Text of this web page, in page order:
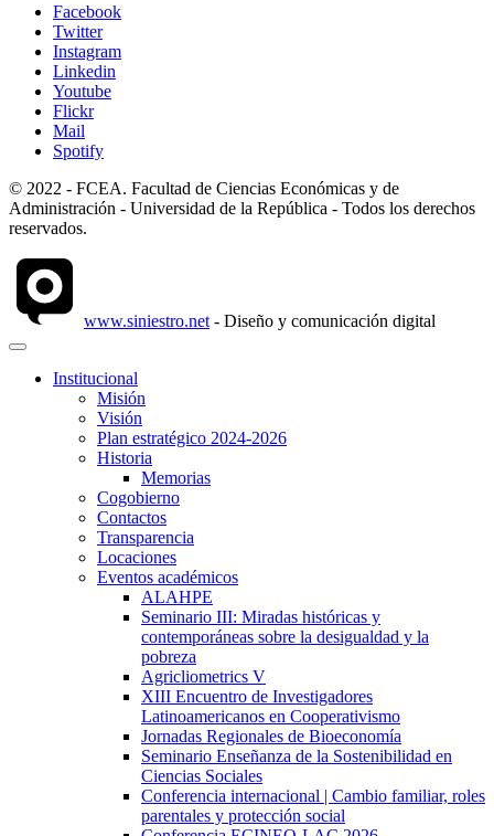
Facebook
Twitter
Instagram
Linkedin
Youtube
Flickr
Mail
Spotify
© 2022 - FCEA. Facultad de Ciencias Económicas y de
Administración - Universidad de la República - Todos los derechos
reservados.
www.siniestro.net - Diseño y comunicación digital
Institucional
Misión
Visión
Plan estratégico 2024-2026
Historia
Memorias
Cogobierno
Contactos
Transparencia
Locaciones
Eventos académicos
ALAHPE
Seminario III: Miradas históricas y
contemporáneas sobre la desigualdad y la
pobreza
Agricliometrics V
XIII Encuentro de Investigadores
Latinoamericanos en Cooperativismo
Jornadas Regionales de Bioeconomía
Seminario Enseñanza de la Sostenibilidad en
Ciencias Sociales
Conferencia internacional | Cambio familiar, roles
parentales y protección social